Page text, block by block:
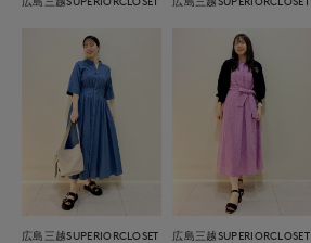
広島三越SUPERIORCLOSET 広島三越SUPERIORCLOSET